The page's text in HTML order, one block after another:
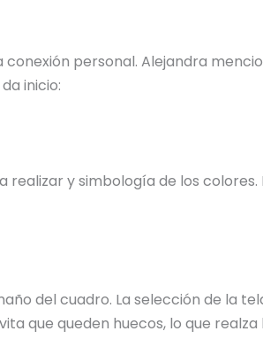
personal. Alejandra
inicio:
y simbología de los
del cuadro. La selección de la
que queden huecos, lo que